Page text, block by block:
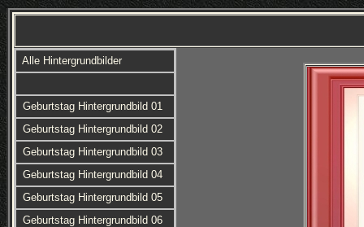
Alle Hintergrundbilder
Geburtstag Hintergrundbild 01
Geburtstag Hintergrundbild 02
Geburtstag Hintergrundbild 03
Geburtstag Hintergrundbild 04
Geburtstag Hintergrundbild 05
Geburtstag Hintergrundbild 06